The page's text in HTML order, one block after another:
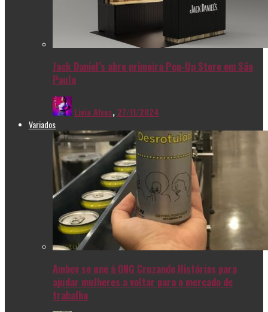
Jack Daniel’s abre primeira Pop-Up Store em São
Paulo
Livia Alves, 27/11/2024
Variados
Ambev se une à ONG Cruzando Histórias para
ajudar mulheres a voltar para o mercado de
trabalho